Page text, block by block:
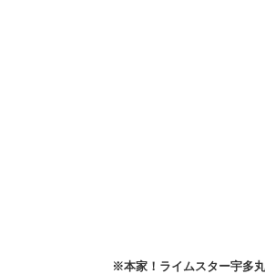
※本家！ライムスター宇多